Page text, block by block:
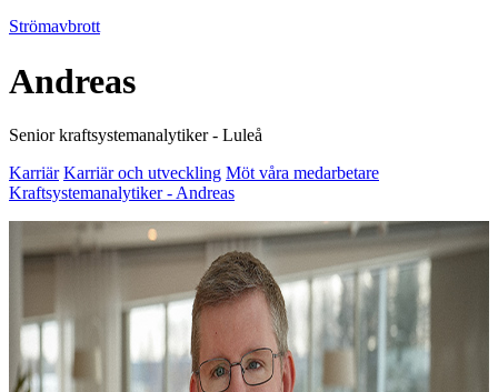
Strömavbrott
Andreas
Senior kraftsystemanalytiker - Luleå
Karriär Karriär och utveckling Möt våra medarbetare
Kraftsystemanalytiker - Andreas